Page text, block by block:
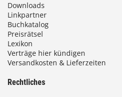
Downloads
Linkpartner
Buchkatalog
Preisrätsel
Lexikon
Verträge hier kündigen
Versandkosten & Lieferzeiten
Rechtliches